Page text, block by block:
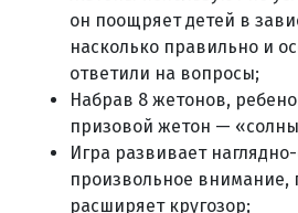
он поощряет детей в
насколько правильно и
ответили на вопросы;
Набрав 8 жетонов,
призовой жетон —
Игра развивает
произвольное внимание,
расширяет кругозор;